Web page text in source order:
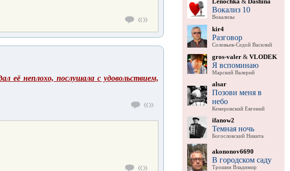
её неплохо, послушала с удовольствием,
Вокализ 10
Вокализы
kir4
Разговор
Соловьев-Седой Василий
gros-valer& VLODEK
Я вспоминаю
Марский Валерий
alsar
Позови меня в
небо
Кемеровский Евгений
ifanow2
Темная ночь
Богословский Никита
akononov6690
В городском саду
Трошин Владимир